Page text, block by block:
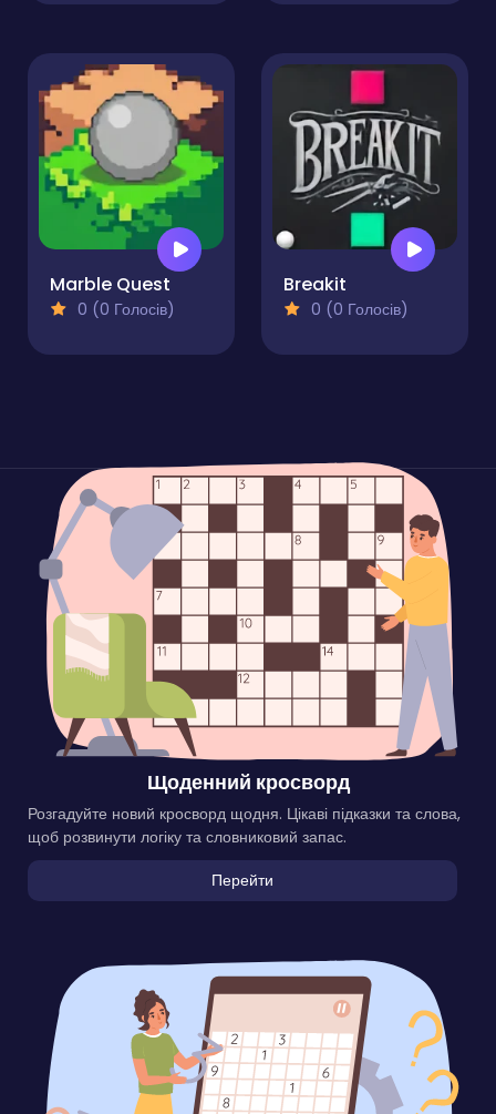
Marble Quest
0 (0 Голосів)
Breakit
0 (0 Голосів)
Щоденний кросворд
Розгадуйте новий кросворд щодня. Цікаві підказки та слова,
щоб розвинути логіку та словниковий запас.
Перейти